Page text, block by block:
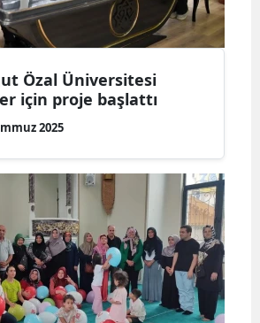
Özal Üniversitesi
için proje başlattı
2025